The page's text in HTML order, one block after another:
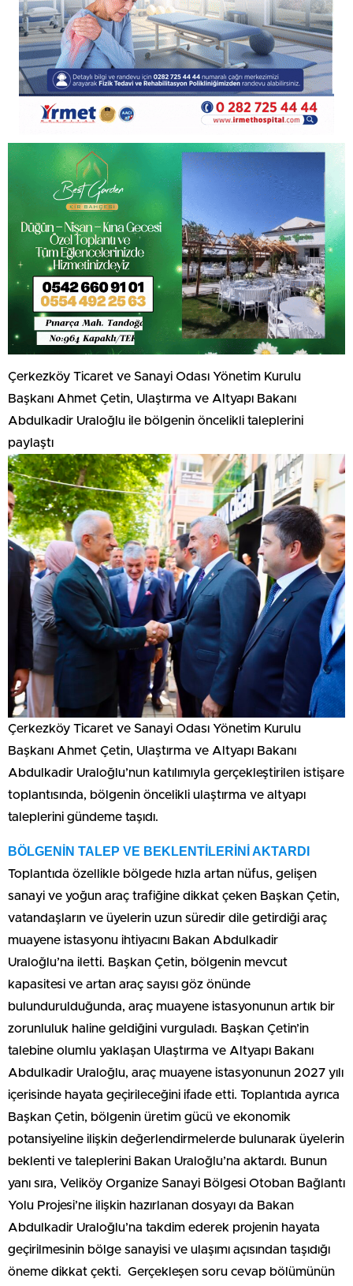
Çerkezköy Ticaret ve Sanayi Odası Yönetim Kurulu
Başkanı Ahmet Çetin, Ulaştırma ve Altyapı Bakanı
Abdulkadir Uraloğlu ile bölgenin öncelikli taleplerini
paylaştı
Çerkezköy Ticaret ve Sanayi Odası Yönetim Kurulu
Başkanı Ahmet Çetin, Ulaştırma ve Altyapı Bakanı
Abdulkadir Uraloğlu’nun katılımıyla gerçekleştirilen istişare
toplantısında, bölgenin öncelikli ulaştırma ve altyapı
taleplerini gündeme taşıdı.
BÖLGENİN TALEP VE BEKLENTİLERİNİ AKTARDI
Toplantıda özellikle bölgede hızla artan nüfus, gelişen
sanayi ve yoğun araç trafiğine dikkat çeken Başkan Çetin,
vatandaşların ve üyelerin uzun süredir dile getirdiği araç
muayene istasyonu ihtiyacını Bakan Abdulkadir
Uraloğlu’na iletti. Başkan Çetin, bölgenin mevcut
kapasitesi ve artan araç sayısı göz önünde
bulundurulduğunda, araç muayene istasyonunun artık bir
zorunluluk haline geldiğini vurguladı. Başkan Çetin’in
talebine olumlu yaklaşan Ulaştırma ve Altyapı Bakanı
Abdulkadir Uraloğlu, araç muayene istasyonunun 2027 yılı
içerisinde hayata geçirileceğini ifade etti. Toplantıda ayrıca
Başkan Çetin, bölgenin üretim gücü ve ekonomik
potansiyeline ilişkin değerlendirmelerde bulunarak üyelerin
beklenti ve taleplerini Bakan Uraloğlu’na aktardı. Bunun
yanı sıra, Veliköy Organize Sanayi Bölgesi Otoban Bağlantı
Yolu Projesi’ne ilişkin hazırlanan dosyayı da Bakan
Abdulkadir Uraloğlu’na takdim ederek projenin hayata
geçirilmesinin bölge sanayisi ve ulaşımı açısından taşıdığı
öneme dikkat çekti. Gerçekleşen soru cevap bölümünün